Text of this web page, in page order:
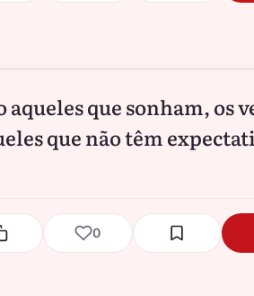
aqueles que sonham, os
que não têm
0